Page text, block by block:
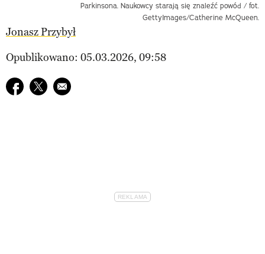
Parkinsona. Naukowcy starają się znaleźć powód / fot.
GettyImages/Catherine McQueen.
Jonasz Przybył
Opublikowano: 05.03.2026, 09:58
Udostępnij na facebook
Udostępnij na twitter
E-mail do przyjaciela